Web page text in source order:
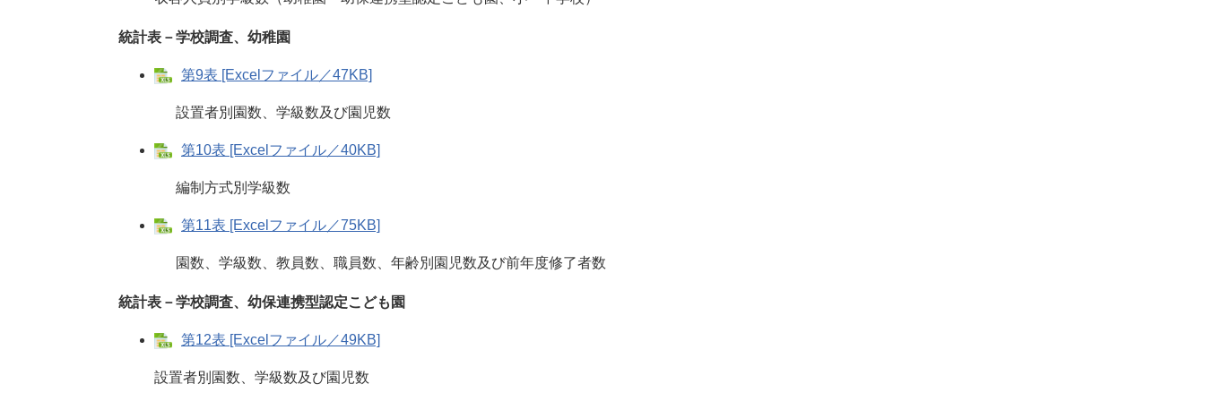
統計表－学校調査、幼稚園
第9表 [Excelファイル／47KB]
設置者別園数、学級数及び園児数
第10表 [Excelファイル／40KB]
編制方式別学級数
第11表 [Excelファイル／75KB]
園数、学級数、教員数、職員数、年齢別園児数及び前年度修了者数
統計表－学校調査、幼保連携型認定こども園
第12表 [Excelファイル／49KB]
設置者別園数、学級数及び園児数